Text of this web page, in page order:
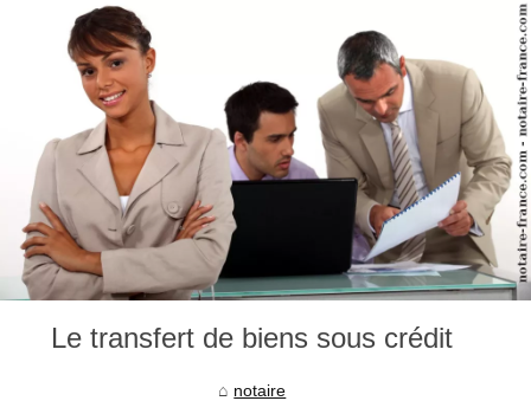
Le transfert de biens sous crédit
notaire